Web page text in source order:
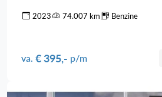
verwarming |
2023 74.007 km Benzine
va. € 395,- p/m